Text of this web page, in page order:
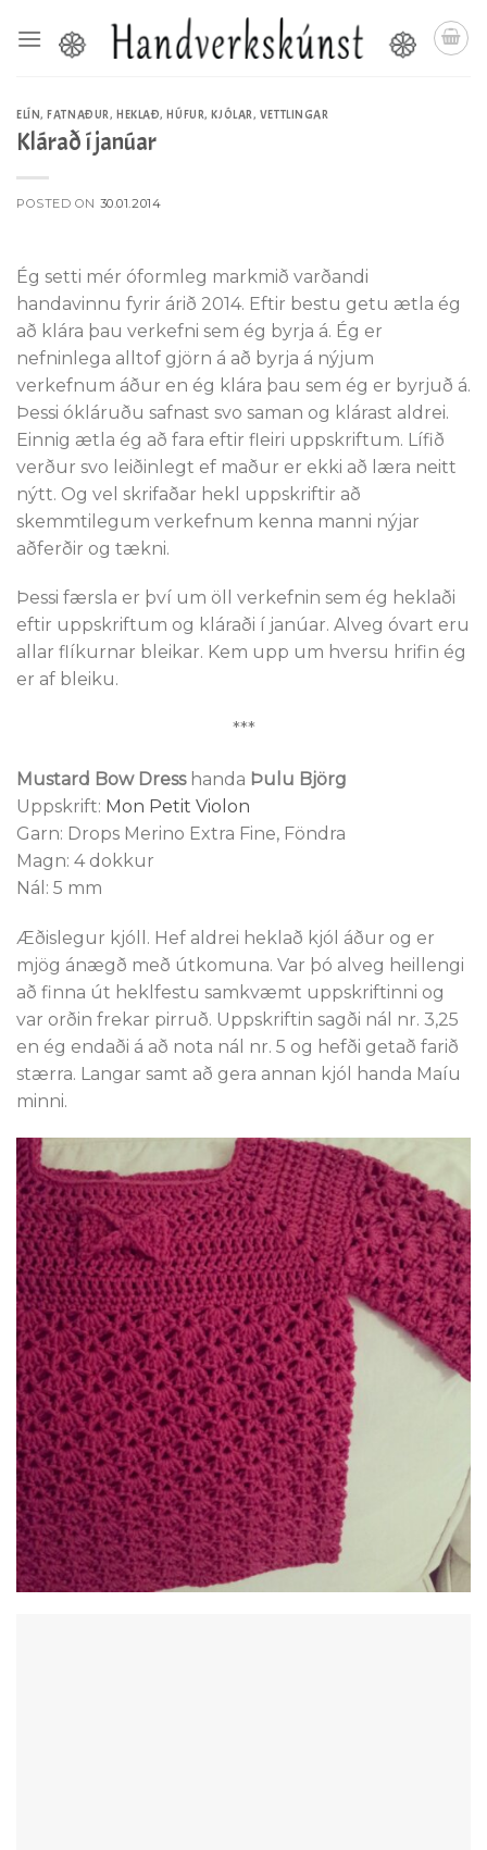
ELÍN,FATNAÐUR, HEKLAÐ,HÚFUR,KJÓLAR, VETTLINGAR
Klárað í janúar
POSTED ON 30.01.2014
Ég setti mér óformleg markmið varðandi
handavinnu fyrir árið 2014. Eftir bestu getu ætla ég
að klára þau verkefni sem ég byrja á. Ég er
nefninlega alltof gjörn á að byrja á nýjum
verkefnum áður en ég klára þau sem ég er byrjuð á.
Þessi ókláruðu safnast svo saman og klárast aldrei.
Einnig ætla ég að fara eftir fleiri uppskriftum. Lífið
verður svo leiðinlegt ef maður er ekki að læra neitt
nýtt. Og vel skrifaðar hekl uppskriftir að
skemmtilegum verkefnum kenna manni nýjar
aðferðir og tækni.
Þessi færsla er því um öll verkefnin sem ég heklaði
eftir uppskriftum og kláraði í janúar. Alveg óvart eru
allar flíkurnar bleikar. Kem upp um hversu hrifin ég
er af bleiku.
***
Mustard Bow Dresshanda Þulu Björg
Uppskrift: Mon Petit Violon
Garn: Drops Merino Extra Fine, Föndra
Magn: 4 dokkur
Nál: 5 mm
Æðislegur kjóll. Hef aldrei heklað kjól áður og er
mjög ánægð með útkomuna. Var þó alveg heillengi
að finna út heklfestu samkvæmt uppskriftinni og
var orðin frekar pirruð. Uppskriftin sagði nál nr. 3,25
en ég endaði á að nota nál nr. 5 og hefði getað farið
stærra. Langar samt að gera annan kjól handa Maíu
minni.